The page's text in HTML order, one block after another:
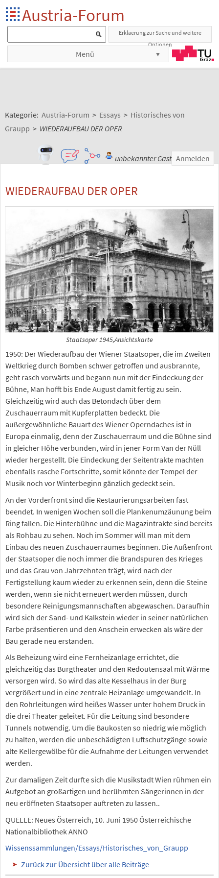
Austria-Forum
Erklaerung zur Suche und weitere
Optionen
Menü
Kategorie: Austria-Forum > Essays > Historisches von
Graupp > WIEDERAUFBAU DER OPER
unbekannter Gast Anmelden
WIEDERAUFBAU DER OPER
Staatsoper 1945,Ansichtskarte
1950: Der Wiederaufbau der Wiener Staatsoper, die im Zweiten
Weltkrieg durch Bomben schwer getroffen und ausbrannte,
geht rasch vorwärts und begann nun mit der Eindeckung der
Bühne, Man hofft bis Ende August damit fertig zu sein.
Gleichzeitig wird auch das Betondach über dem
Zuschauerraum mit Kupferplatten bedeckt. Die
außergewöhnliche Bauart des Wiener Operndaches ist in
Europa einmalig, denn der Zuschauerraum und die Bühne sind
in gleicher Höhe verbunden, wird in jener Form Van der Nüll
wieder hergestellt. Die Eindeckung der Seitentrakte machten
ebenfalls rasche Fortschritte, somit könnte der Tempel der
Musik noch vor Winterbeginn gänzlich gedeckt sein.
An der Vorderfront sind die Restaurierungsarbeiten fast
beendet. In wenigen Wochen soll die Plankenumzäunung beim
Ring fallen. Die Hinterbühne und die Magazintrakte sind bereits
als Rohbau zu sehen. Noch im Sommer will man mit dem
Einbau des neuen Zuschauerraumes beginnen. Die Außenfront
der Staatsoper die noch immer die Brandspuren des Krieges
und das Grau von Jahrzehnten trägt, wird nach der
Fertigstellung kaum wieder zu erkennen sein, denn die Steine
werden, wenn sie nicht erneuert werden müssen, durch
besondere Reinigungsmannschaften abgewaschen. Daraufhin
wird sich der Sand- und Kalkstein wieder in seiner natürlichen
Farbe präsentieren und den Anschein erwecken als wäre der
Bau gerade neu erstanden.
Als Beheizung wird eine Fernheizanlage errichtet, die
gleichzeitig das Burgtheater und den Redoutensaal mit Wärme
versorgen wird. So wird das alte Kesselhaus in der Burg
vergrößert und in eine zentrale Heizanlage umgewandelt. In
den Rohrleitungen wird heißes Wasser unter hohem Druck in
die drei Theater geleitet. Für die Leitung sind besondere
Tunnels notwendig. Um die Baukosten so niedrig wie möglich
zu halten, werden die unbeschädigten Luftschutzgänge sowie
alte Kellergewölbe für die Aufnahme der Leitungen verwendet
werden.
Zur damaligen Zeit durfte sich die Musikstadt Wien rühmen ein
Aufgebot an großartigen und berühmten Sängerinnen in der
neu eröffneten Staatsoper auftreten zu lassen..
QUELLE: Neues Österreich, 10. Juni 1950 Österreichische
Nationalbibliothek ANNO
Wissenssammlungen/Essays/Historisches_von_Graupp
Zurück zur Übersicht über alle Beiträge